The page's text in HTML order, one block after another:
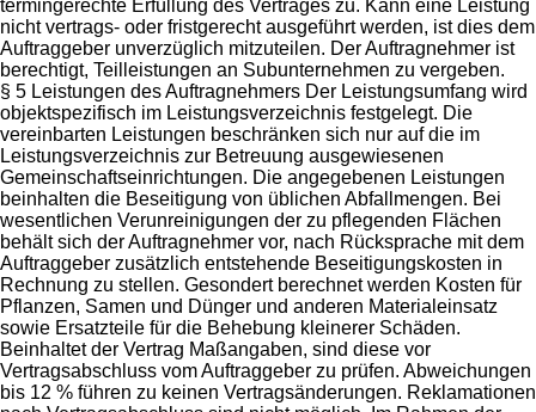
termingerechte Erfüllung des Vertrages zu. Kann eine Leistung
nicht vertrags- oder fristgerecht ausgeführt werden, ist dies dem
Auftraggeber unverzüglich mitzuteilen. Der Auftragnehmer ist
berechtigt, Teilleistungen an Subunternehmen zu vergeben.
§ 5 Leistungen des Auftragnehmers Der Leistungsumfang wird
objektspezifisch im Leistungsverzeichnis festgelegt. Die
vereinbarten Leistungen beschränken sich nur auf die im
Leistungsverzeichnis zur Betreuung ausgewiesenen
Gemeinschaftseinrichtungen. Die angegebenen Leistungen
beinhalten die Beseitigung von üblichen Abfallmengen. Bei
wesentlichen Verunreinigungen der zu pflegenden Flächen
behält sich der Auftragnehmer vor, nach Rücksprache mit dem
Auftraggeber zusätzlich entstehende Beseitigungskosten in
Rechnung zu stellen. Gesondert berechnet werden Kosten für
Pflanzen, Samen und Dünger und anderen Materialeinsatz
sowie Ersatzteile für die Behebung kleinerer Schäden.
Beinhaltet der Vertrag Maßangaben, sind diese vor
Vertragsabschluss vom Auftraggeber zu prüfen. Abweichungen
bis 12 % führen zu keinen Vertragsänderungen. Reklamationen